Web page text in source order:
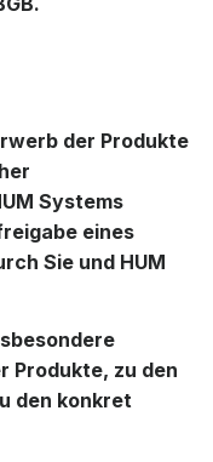
der Produkte
Systems
eines
Sie und HUM
Produkte, zu den
den konkret